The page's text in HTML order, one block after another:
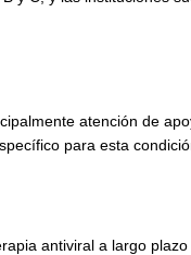
atención de
para esta
antiviral a largo